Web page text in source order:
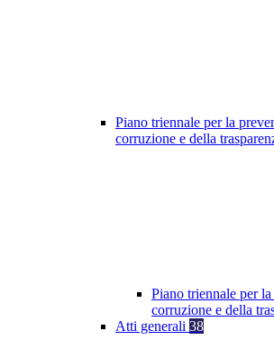
Piano triennale per la
corruzione e della
Piano triennale per
corruzione e della
Atti generali 38